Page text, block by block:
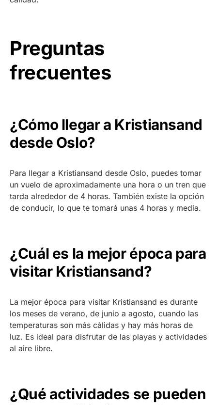
Preguntas
frecuentes
¿Cómo llegar a Kristiansand
desde Oslo?
Para llegar a Kristiansand desde Oslo, puedes tomar
un vuelo de aproximadamente una hora o un tren que
tarda alrededor de 4 horas. También existe la opción
de conducir, lo que te tomará unas 4 horas y media.
¿Cuál es la mejor época para
visitar Kristiansand?
La mejor época para visitar Kristiansand es durante
los meses de verano, de junio a agosto, cuando las
temperaturas son más cálidas y hay más horas de
luz. Es ideal para disfrutar de las playas y actividades
al aire libre.
¿Qué actividades se pueden